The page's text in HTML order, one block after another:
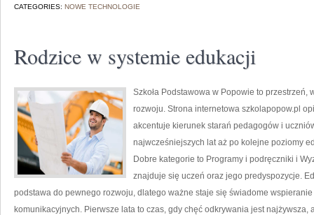
CATEGORIES: NOWE TECHNOLOGIE
Rodzice w systemie edukacji
Szkoła Podstawowa w Popowie to przestrzeń,
rozwoju. Strona internetowa szkolapopow.pl
akcentuje kierunek starań pedagogów i
najwcześniejszych lat aż po kolejne poziomy
Dobre kategorie to Programy i podręczniki i
znajduje się uczeń oraz jego predyspozycje.
podstawa do pewnego rozwoju, dlatego ważne staje się świadome
komunikacyjnych. Pierwsze lata to czas, gdy chęć odkrywania jest